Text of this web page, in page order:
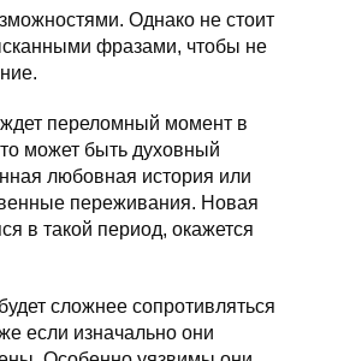
Однако не стоит
фразами, чтобы не
переломный момент в
может быть духовный
любовная история или
переживания. Новая
в такой период, окажется
сложнее сопротивляться
если изначально они